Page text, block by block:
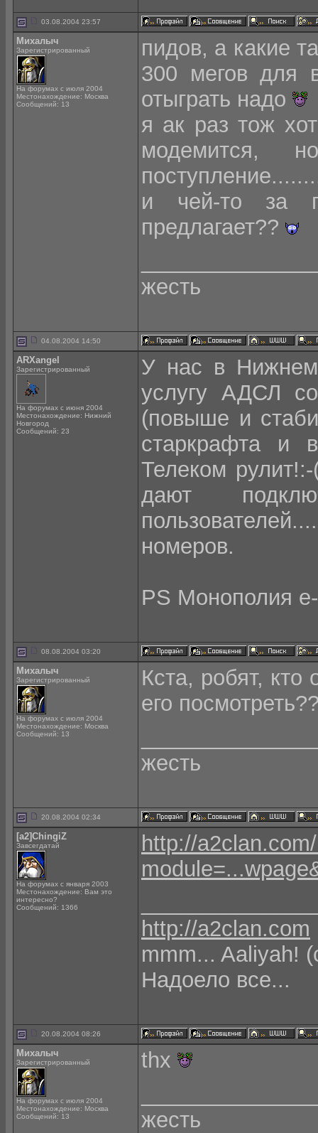
03.08.2004 23:57
Михалыч
Зарегистрированный
На форумах с июля 2004
Местонахождение: Москва
Сообщений: 13
пидов, а какие
300 мегов для
отыграть надо
я ак раз тож
модемится,
и чей-то за
предлагает??
жесть
04.08.2004 14:50
ARXangel
Зарегистрированный
На форумах с июня 2004
Местонахождение: Нижний
Новгород
Сообщений: 23
У нас в Нижнем
услугу АДСЛ
(повыше и
старкрафта и
Телеком
дают
номеров.
PS Монополия
08.08.2004 03:20
Михалыч
Зарегистрированный
На форумах с июля 2004
Местонахождение: Москва
Сообщений: 13
Кста, робят, кто
его
жесть
20.08.2004 02:34
[a2]ChingiZ
Завсегдатай
На форумах с января 2003
Местонахождение: Вам это
интересно?
Сообщений: 1366
http://
http://a2clan.com
mmm... Aaliyah!
Надоело все...
20.08.2004 08:26
Михалыч
Зарегистрированный
На форумах с июля 2004
Местонахождение: Москва
Сообщений: 13
thx
жесть